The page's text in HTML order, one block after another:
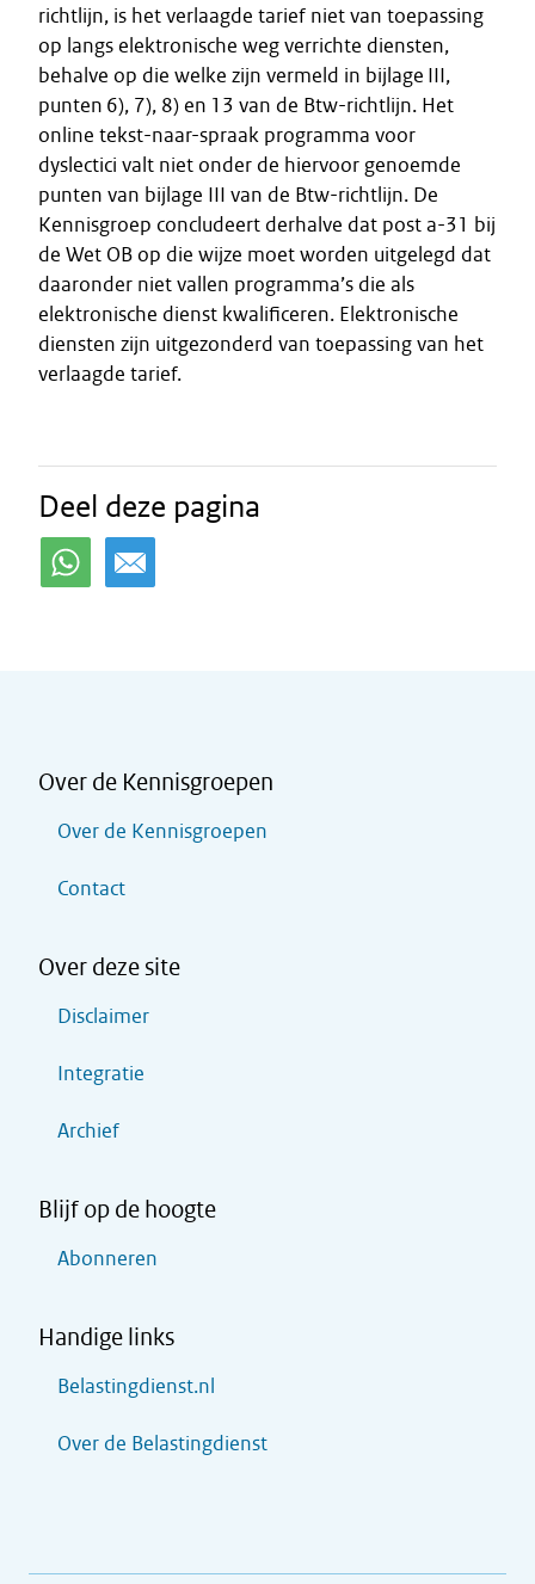
richtlijn, is het verlaagde tarief niet van toepassing
op langs elektronische weg verrichte diensten,
behalve op die welke zijn vermeld in bijlage III,
punten 6), 7), 8) en 13 van de Btw-richtlijn. Het
online tekst-naar-spraak programma voor
dyslectici valt niet onder de hiervoor genoemde
punten van bijlage III van de Btw-richtlijn. De
Kennisgroep concludeert derhalve dat post a-31 bij
de Wet OB op die wijze moet worden uitgelegd dat
daaronder niet vallen programma’s die als
elektronische dienst kwalificeren. Elektronische
diensten zijn uitgezonderd van toepassing van het
verlaagde tarief.
Deel deze pagina
Over de Kennisgroepen
Over de Kennisgroepen
Contact
Over deze site
Disclaimer
Integratie
Archief
Blijf op de hoogte
Abonneren
Handige links
Belastingdienst.nl
Over de Belastingdienst